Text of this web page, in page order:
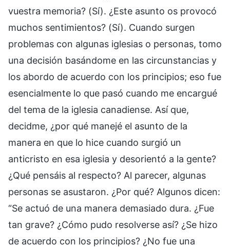
vuestra memoria? (Sí). ¿Este asunto os provocó
muchos sentimientos? (Sí). Cuando surgen
problemas con algunas iglesias o personas, tomo
una decisión basándome en las circunstancias y
los abordo de acuerdo con los principios; eso fue
esencialmente lo que pasó cuando me encargué
del tema de la iglesia canadiense. Así que,
decidme, ¿por qué manejé el asunto de la
manera en que lo hice cuando surgió un
anticristo en esa iglesia y desorientó a la gente?
¿Qué pensáis al respecto? Al parecer, algunas
personas se asustaron. ¿Por qué? Algunos dicen:
“Se actuó de una manera demasiado dura. ¿Fue
tan grave? ¿Cómo pudo resolverse así? ¿Se hizo
de acuerdo con los principios? ¿No fue una